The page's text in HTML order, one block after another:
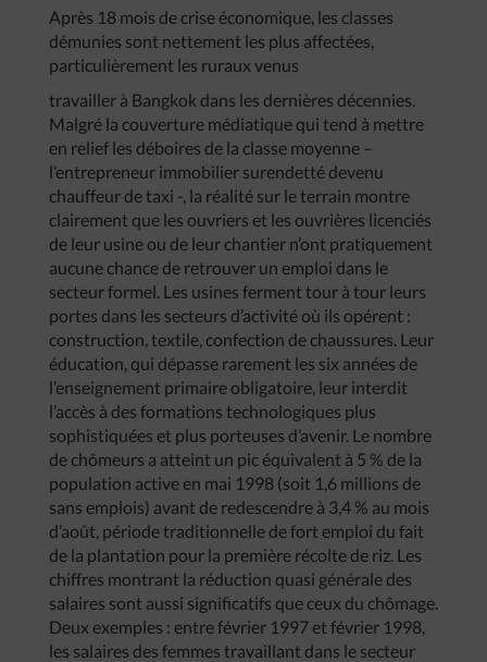
Après 18 mois de crise économique, les classes
démunies sont nettement les plus affectées,
particulièrement les ruraux venus
travailler à Bangkok dans les dernières décennies.
Malgré la couverture médiatique qui tend à mettre
en relief les déboires de la classe moyenne –
l’entrepreneur immobilier surendetté devenu
chauffeur de taxi -, la réalité sur le terrain montre
clairement que les ouvriers et les ouvrières licenciés
de leur usine ou de leur chantier n’ont pratiquement
aucune chance de retrouver un emploi dans le
secteur formel. Les usines ferment tour à tour leurs
portes dans les secteurs d’activité où ils opérent :
construction, textile, confection de chaussures. Leur
éducation, qui dépasse rarement les six années de
l’enseignement primaire obligatoire, leur interdit
l’accès à des formations technologiques plus
sophistiquées et plus porteuses d’avenir. Le nombre
de chômeurs a atteint un pic équivalent à 5 % de la
population active en mai 1998 (soit 1,6 millions de
sans emplois) avant de redescendre à 3,4 % au mois
d’août, période traditionnelle de fort emploi du fait
de la plantation pour la première récolte de riz. Les
chiffres montrant la réduction quasi générale des
salaires sont aussi significatifs que ceux du chômage.
Deux exemples : entre février 1997 et février 1998,
les salaires des femmes travaillant dans le secteur